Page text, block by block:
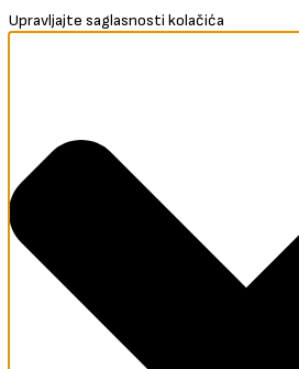
Upravljajte saglasnosti kolačića